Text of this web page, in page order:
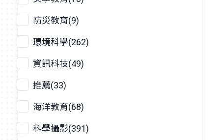
防災教育(9)
環境科學(262)
資訊科技(49)
推薦(33)
海洋教育(68)
科學攝影(391)